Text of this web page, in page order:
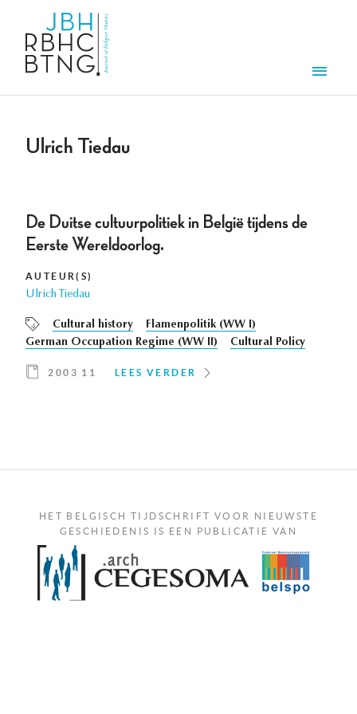
Ulrich Tiedau
De Duitse cultuurpolitiek in België tijdens de
Eerste Wereldoorlog.
AUTEUR(S)
Ulrich Tiedau
Cultural history
Flamenpolitik (WW I)
German Occupation Regime (WW II)
Cultural Policy
2003 11 LEES VERDER
HET BELGISCH TIJDSCHRIFT VOOR NIEUWSTE
GESCHIEDENIS IS EEN PUBLICATIE VAN